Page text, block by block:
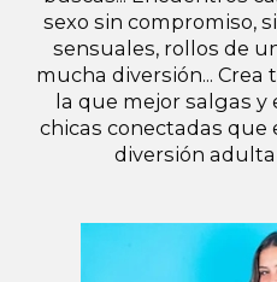
sexo sin compromiso,
sensuales, rollos de
mucha diversión...
la que mejor salgas
chicas conectadas que
diversión adulta